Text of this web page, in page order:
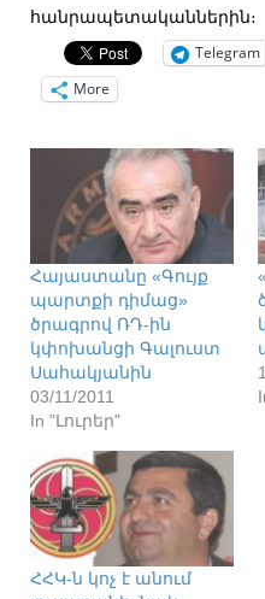
հանրապետականներին։
Telegram
More
Հայաստանը «Գույք
պարտքի դիմաց»
ծրագրով ՌԴ-ին
կփոխանցի Գալուստ
Սահակյանին
03/11/2011
In "Լուրեր"
ՀՀԿ-ն կոչ է անում